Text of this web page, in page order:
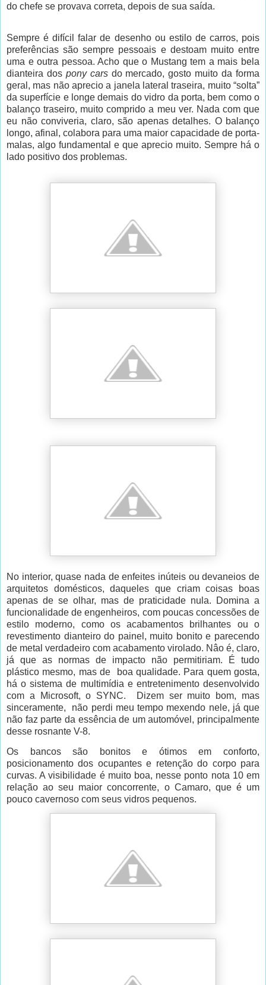
do chefe se provava correta, depois de sua saída.
Sempre é difícil falar de desenho ou estilo de carros, pois
preferências são sempre pessoais e destoam muito entre
uma e outra pessoa. Acho que o Mustang tem a mais bela
dianteira dos pony carsdo mercado, gosto muito da forma
geral, mas não aprecio a janela lateral traseira, muito “solta”
da superfície e longe demais do vidro da porta, bem como o
balanço traseiro, muito comprido a meu ver. Nada com que
eu não conviveria, claro, são apenas detalhes. O balanço
longo, afinal, colabora para uma maior capacidade de porta-
malas, algo fundamental e que aprecio muito. Sempre há o
lado positivo dos problemas.
No interior, quase nada de enfeites inúteis ou devaneios de
arquitetos domésticos, daqueles que criam coisas boas
apenas de se olhar, mas de praticidade nula. Domina a
funcionalidade de engenheiros, com poucas concessões de
estilo moderno, como os acabamentos brilhantes ou o
revestimento dianteiro do painel, muito bonito e parecendo
de metal verdadeiro com acabamento virolado. Nâo é, claro,
já que as normas de impacto não permitiriam. É tudo
plástico mesmo, mas de
boa qualidade. Para quem gosta,
há o sistema de multimídia e entretenimento desenvolvido
com a Microsoft, o SYNC.
Dizem ser muito bom, mas
sinceramente,
não perdi meu tempo mexendo nele, já que
não faz parte da essência de um automóvel, principalmente
desse rosnante V-8.
Os bancos são bonitos e ótimos em conforto,
posicionamento dos ocupantes e retenção do corpo para
curvas. A visibilidade é muito boa, nesse ponto nota 10 em
relação ao seu maior concorrente, o Camaro, que é um
pouco cavernoso com seus vidros pequenos.